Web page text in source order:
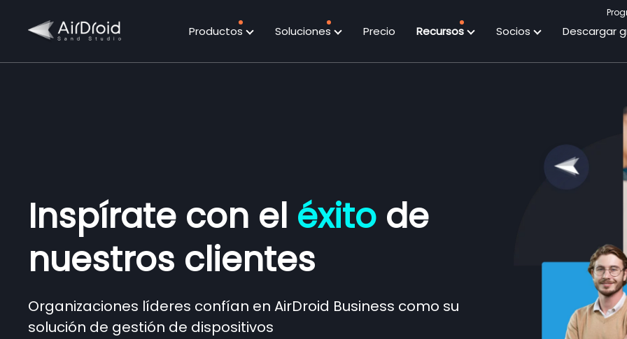
Productos Soluciones Precio Recursos Socios Descargar
Inspírate con el éxito de
nuestros clientes
Organizaciones líderes confían en AirDroid Business como su
solución de gestión de dispositivos